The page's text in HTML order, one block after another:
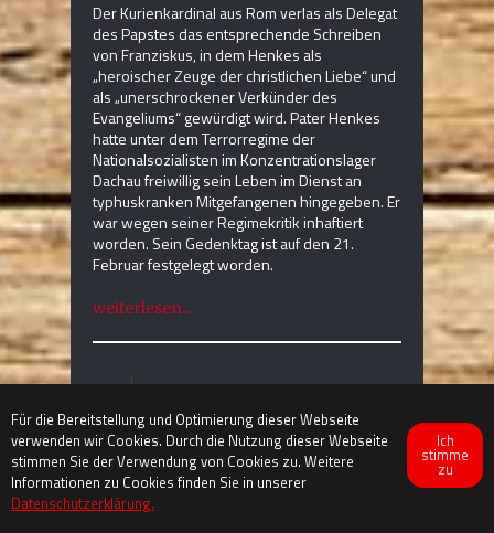
Für die Bereitstellung und Optimierung dieser Webseite
verwenden wir Cookies. Durch die Nutzung dieser Webseite
stimmen Sie der Verwendung von Cookies zu. Weitere
Informationen zu Cookies finden Sie in unserer
Datenschutzerklärung.
Ich
stimme
zu
Der Kurienkardinal aus Rom verlas als Delegat
des Papstes das entsprechende Schreiben
von Franziskus, in dem Henkes als
„heroischer Zeuge der christlichen Liebe“ und
als „unerschrockener Verkünder des
Evangeliums“ gewürdigt wird. Pater Henkes
hatte unter dem Terrorregime der
Nationalsozialisten im Konzentrationslager
Dachau freiwillig sein Leben im Dienst an
typhuskranken Mitgefangenen hingegeben. Er
war wegen seiner Regimekritik inhaftiert
worden. Sein Gedenktag ist auf den 21.
Februar festgelegt worden.
weiterlesen...